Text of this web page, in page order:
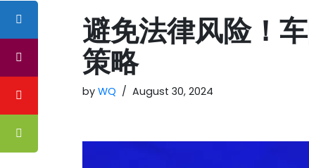
避免法律风险！
策略
by WQ August 30, 2024